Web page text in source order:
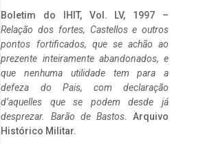
Boletim do IHIT, Vol. LV, 1997 –
Relação dos fortes, Castellos e outros
pontos fortificados, que se achão ao
prezente inteiramente abandonados, e
que nenhuma utilidade tem para a
defeza do Pais, com declaração
d’aquelles que se podem desde já
desprezar. Barão de Bastos. Arquivo
Histórico Militar.